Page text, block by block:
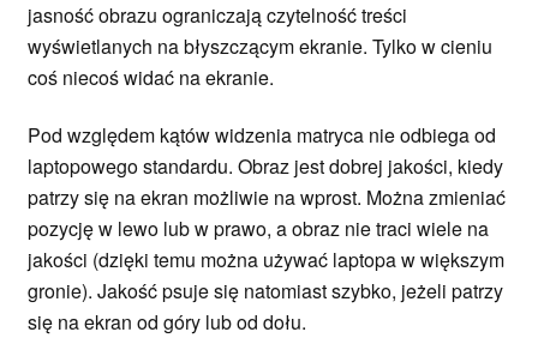
jasność obrazu ograniczają czytelność treści
wyświetlanych na błyszczącym ekranie. Tylko w cieniu
coś niecoś widać na ekranie.
Pod względem kątów widzenia matryca nie odbiega od
laptopowego standardu. Obraz jest dobrej jakości, kiedy
patrzy się na ekran możliwie na wprost. Można zmieniać
pozycję w lewo lub w prawo, a obraz nie traci wiele na
jakości (dzięki temu można używać laptopa w większym
gronie). Jakość psuje się natomiast szybko, jeżeli patrzy
się na ekran od góry lub od dołu.